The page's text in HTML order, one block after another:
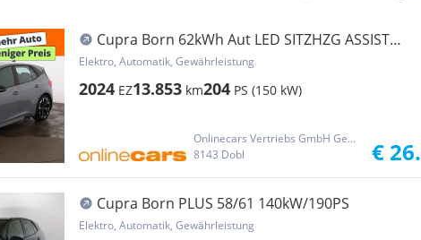
Cupra Born 62kWh Aut LED SITZHZG ASSIST
PARKHILFE
Elektro, Automatik, Gewährleistung
2024 EZ13.853 km204 PS (150 kW)
Onlinecars Vertriebs GmbH Gebrauchtwagen-Outlet  Werkstätte  Spenglerei  Lackiererei
8143 Dobl
€
Cupra Born PLUS 58/61 140kW/190PS
Elektro, Automatik, Gewährleistung